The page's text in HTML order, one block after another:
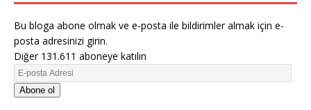
Bu bloga abone olmak ve e-posta ile bildirimler almak için e-
posta adresinizi girin.
Diğer 131.611 aboneye katılın
Abone ol